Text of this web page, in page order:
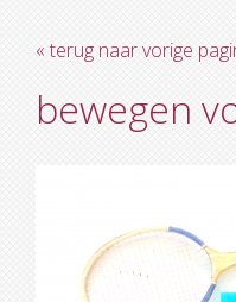
« terug naar vorige
bewegen